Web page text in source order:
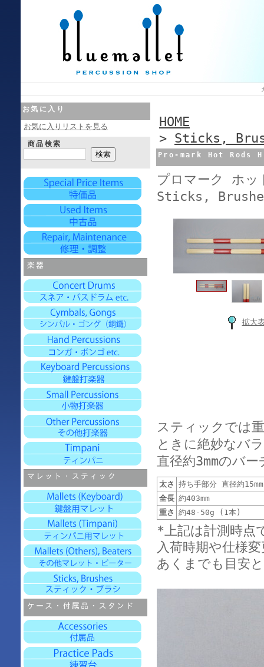
お気に入り
お気に入りリストを見る
商品検索
HOME
> Sticks,
Pro-mark Hot Rods H-
プロマーク ホッ
Sticks,
拡大
スティックでは
ときに絶妙なバ
直径約3mmのバ
太さ 持ち手部分 直径約15mm
全長 約403mm
重さ 約48-50g (1本)
*上記は計測時点
入荷時期や仕様
あくまでも目安